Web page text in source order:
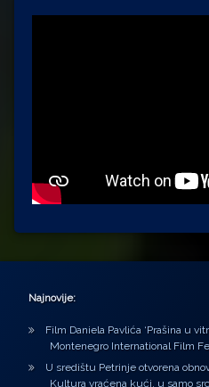
Najnovije:
Film Daniela Pavlića ‘Prašina u
Montenegro International Film
U središtu Petrinje otvorena
Kultura vraćena kući, u samo